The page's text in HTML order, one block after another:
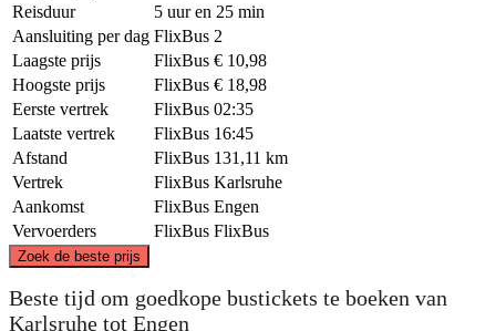
Reisduur
5 uur en 25 min
Aansluiting per dag FlixBus 2
Laagste prijs
FlixBus € 10,98
Hoogste prijs
FlixBus € 18,98
Eerste vertrek
FlixBus 02:35
Laatste vertrek
FlixBus 16:45
Afstand
FlixBus 131,11 km
Vertrek
FlixBus Karlsruhe
Aankomst
FlixBus Engen
Vervoerders
FlixBus FlixBus
Zoek de beste prijs
©CARTO
Beste tijd om goedkope bustickets te boeken van
Karlsruhe tot Engen